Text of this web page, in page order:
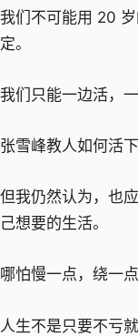
我们不可能用 20
定。
我们只能一边活，一
张雪峰教人如何活
但我仍然认为，也
己想要的生活。
哪怕慢一点，绕一
人生不是只要不亏